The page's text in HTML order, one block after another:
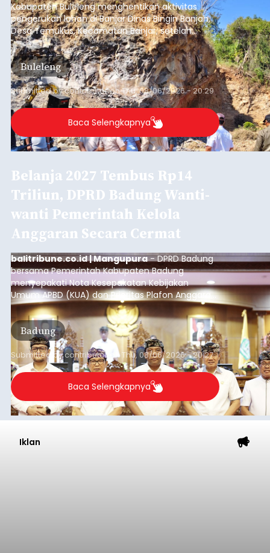
Kabupaten Buleleng menghentikan aktivitas
pengerukan lahan di Banjar Dinas Bingin Banjah,
Desa Temukus, Kecamatan Banjar, setelah
ditemukan indikasi kegiatan pengambilan
material yang tidak sesuai dengan peruntukan
kawasan.
Buleleng
Submitted bycontributoronThu, 08/06/2026 - 20:29
Baca Selengkapnya
Belanja 2027 Tembus Rp14
Triliun, DPRD Badung Wanti-
wanti Pemerintah Kelola
Anggaran Secara Cermat
balitribune.co.id | Mangupura- DPRD Badung
bersama Pemerintah Kabupaten Badung
menyepakati Nota Kesepakatan Kebijakan
Umum APBD (KUA) dan Prioritas Plafon Anggaran
Sementara (PPAS) Tahun Anggaran 2027 dalam
rapat paripurna yang digelar di Gedung DPRD
Badung, Kamis (6/8/2026).
Badung
Submitted bycontributor onThu, 08/06/2026 - 20:27
Baca Selengkapnya
Iklan